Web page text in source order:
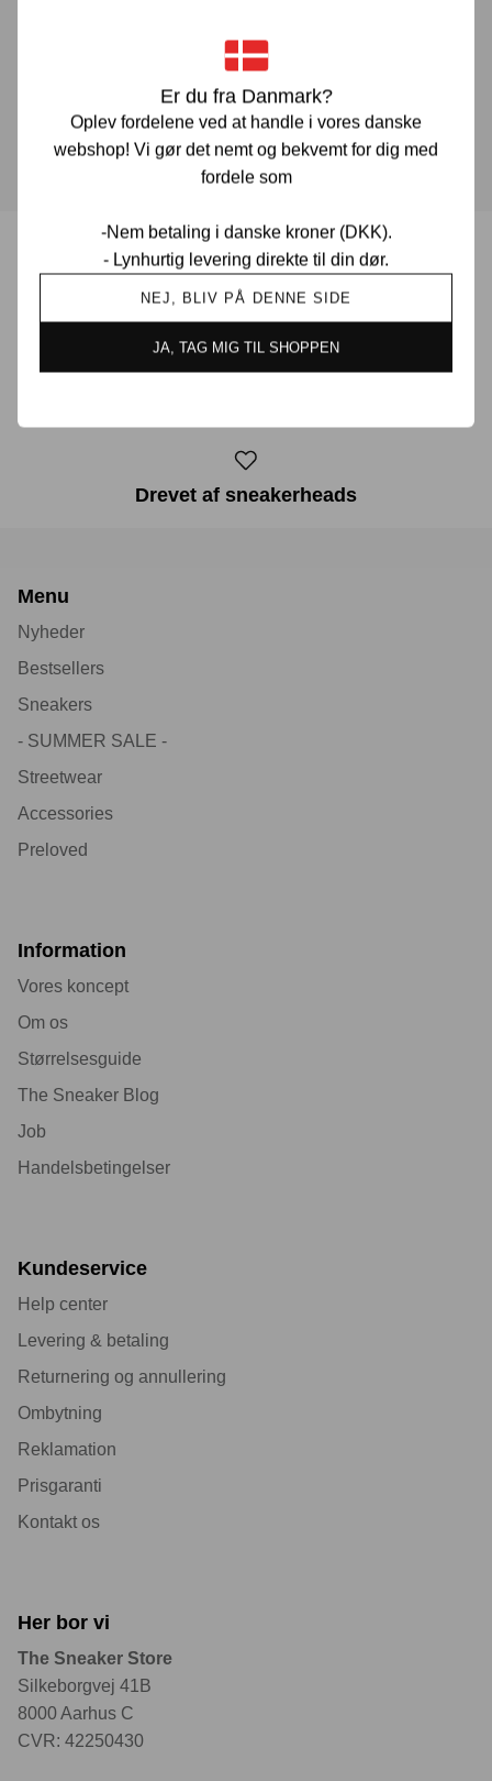
Er du fra Danmark?
Oplev fordelene ved at handle i vores danske
webshop! Vi gør det nemt og bekvemt for dig med
fordele som
-Nem betaling i danske kroner (DKK).
- Lynhurtig levering direkte til din dør.
NEJ, BLIV PÅ DENNE SIDE
JA, TAG MIG TIL SHOPPEN
muligt.
KONTAKT OS
Prisgaranti i Danmark
Drevet af sneakerheads
Menu
Nyheder
Bestsellers
Sneakers
- SUMMER SALE -
Streetwear
Accessories
Preloved
Information
Vores koncept
Om os
Størrelsesguide
The Sneaker Blog
Job
Handelsbetingelser
Kundeservice
Help center
Levering & betaling
Returnering og annullering
Ombytning
Reklamation
Prisgaranti
Kontakt os
Her bor vi
The Sneaker Store
Silkeborgvej 41B
8000 Aarhus C
CVR: 42250430